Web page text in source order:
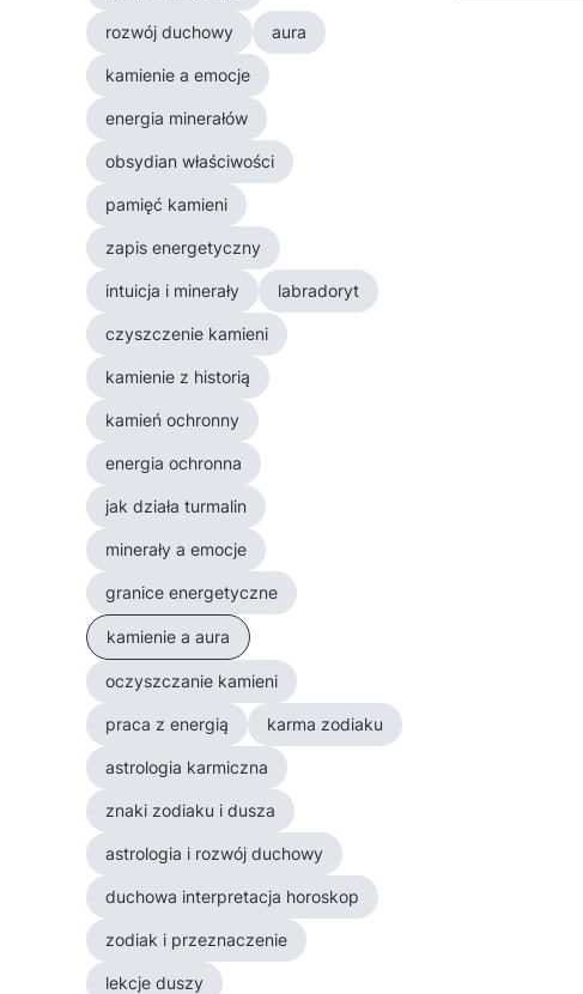
rozwój duchowy aura
kamienie a emocje
energia minerałów
obsydian właściwości
pamięć kamieni
zapis energetyczny
intuicja i minerały labradoryt
czyszczenie kamieni
kamienie z historią
kamień ochronny
energia ochronna
jak działa turmalin
minerały a emocje
granice energetyczne
kamienie a aura
oczyszczanie kamieni
praca z energią karma zodiaku
astrologia karmiczna
znaki zodiaku i dusza
astrologia i rozwój duchowy
duchowa interpretacja horoskop
zodiak i przeznaczenie
lekcje duszy